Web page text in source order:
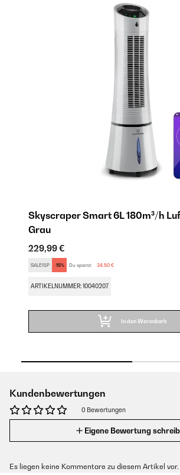
Skyscraper Smart 6L 180m³/h
Grau
229,99 €
SALE15P -15% Du sparst: 34,50 €
ARTIKELNUMMER: 10040207
In den Warenkorb
Kundenbewertungen
0 Bewertungen
Eigene Bewertung
Es liegen keine Kommentare zu diesem Artikel vor.